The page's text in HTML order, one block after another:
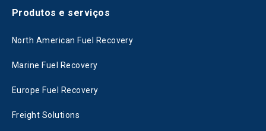
Produtos e serviços
North American Fuel Recovery
Marine Fuel Recovery
Europe Fuel Recovery
Freight Solutions